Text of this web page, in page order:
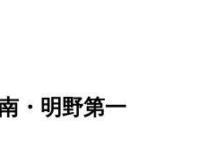
・明野第一